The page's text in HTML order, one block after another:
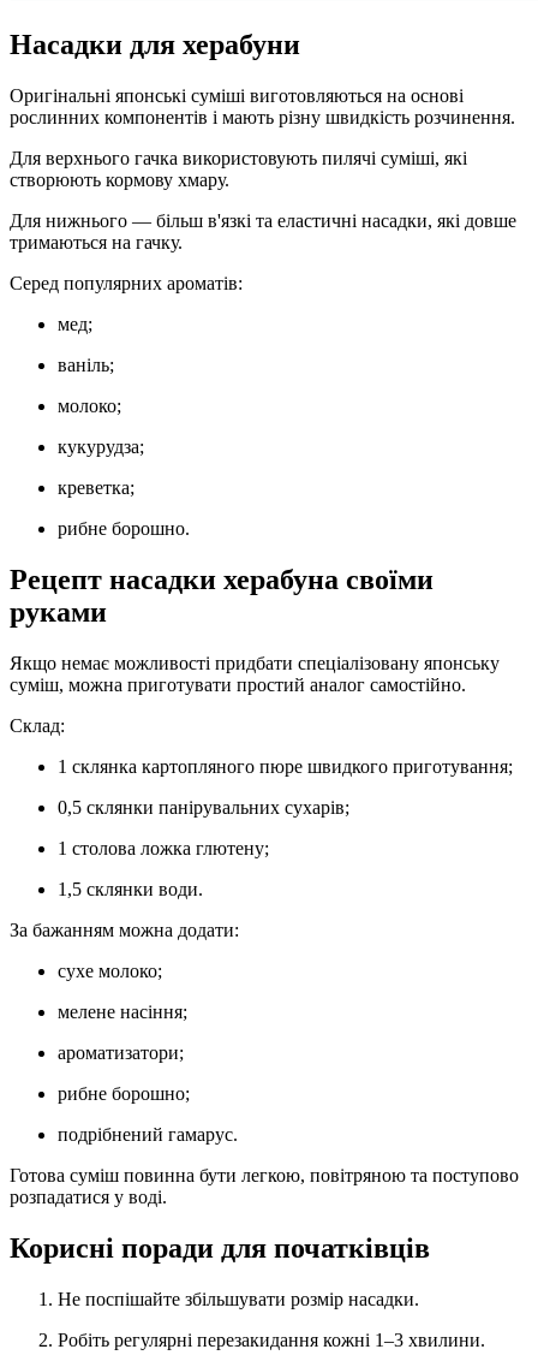
Насадки для херабуни
Оригінальні японські суміші виготовляються на основі
рослинних компонентів і мають різну швидкість розчинення.
Для верхнього гачка використовують пилячі суміші, які
створюють кормову хмару.
Для нижнього — більш в'язкі та еластичні насадки, які довше
тримаються на гачку.
Серед популярних ароматів:
мед;
ваніль;
молоко;
кукурудза;
креветка;
рибне борошно.
Рецепт насадки херабуна своїми
руками
Якщо немає можливості придбати спеціалізовану японську
суміш, можна приготувати простий аналог самостійно.
Склад:
1 склянка картопляного пюре швидкого приготування;
0,5 склянки панірувальних сухарів;
1 столова ложка глютену;
1,5 склянки води.
За бажанням можна додати:
сухе молоко;
мелене насіння;
ароматизатори;
рибне борошно;
подрібнений гамарус.
Готова суміш повинна бути легкою, повітряною та поступово
розпадатися у воді.
Корисні поради для початківців
Не поспішайте збільшувати розмір насадки.
Робіть регулярні перезакидання кожні 1–3 хвилини.